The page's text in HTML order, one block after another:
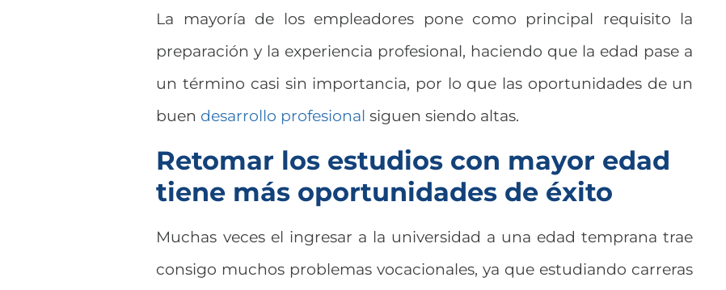
La mayoría de los empleadores pone como principal requisito la
preparación y la experiencia profesional, haciendo que la edad pase a
un término casi sin importancia, por lo que las oportunidades de un
buen desarrollo profesional siguen siendo altas.
Retomar los estudios con mayor edad
tiene más oportunidades de éxito
Muchas veces el ingresar a la universidad a una edad temprana trae
consigo muchos problemas vocacionales, ya que estudiando carreras